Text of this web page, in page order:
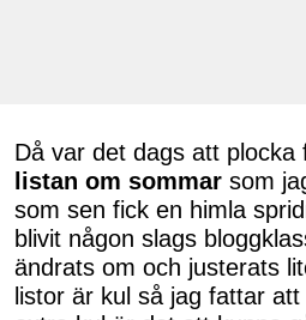
Då var det dags att plocka
listan om sommar som
som sen fick en himla
blivit någon slags
ändrats om och justerats
listor är kul så jag fattar